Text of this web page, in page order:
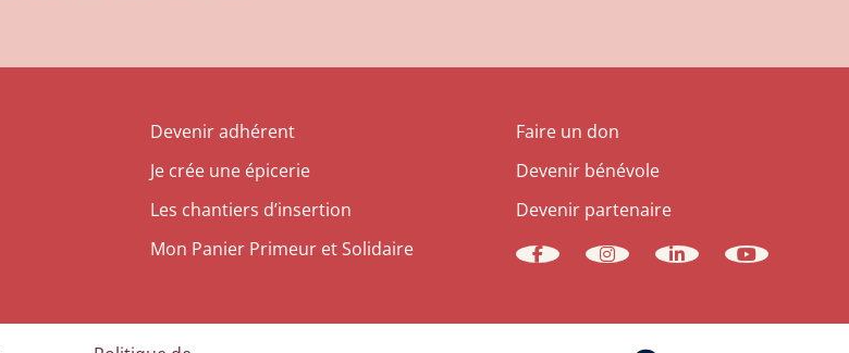
Devenir adhérent
Je crée une épicerie
Les chantiers d’insertion
Mon Panier Primeur et Solidaire
Faire un don
Devenir bénévole
Devenir partenaire